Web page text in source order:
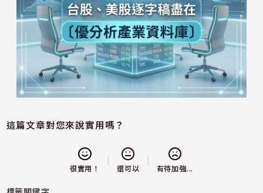
這篇文章對您來說實用嗎？
很實用！ 還可以 有待加強...